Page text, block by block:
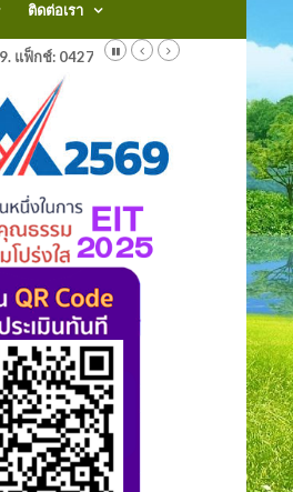
ติดต่อเรา
แฟ็กช์: 042707579 E-Mail: